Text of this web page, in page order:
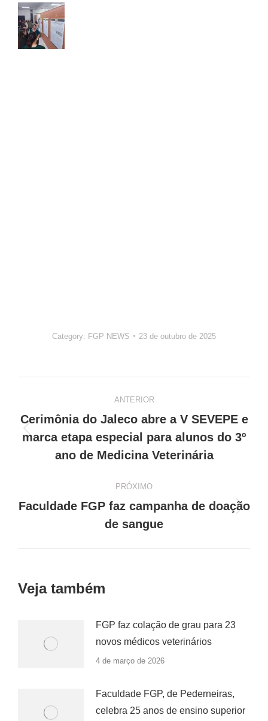
Category: FGP NEWS 23 de outubro de 2025
de
post:
ANTERIOR
Post
anterior:
Cerimônia do Jaleco abre a V SEVEPE e
marca etapa especial para alunos do 3º
ano de Medicina Veterinária
PRÓXIMO
Próximo
post:
Faculdade FGP faz campanha de doação
de sangue
Veja também
FGP faz colação de grau para 23
novos médicos veterinários
4 de março de 2026
Faculdade FGP, de Pederneiras,
celebra 25 anos de ensino superior